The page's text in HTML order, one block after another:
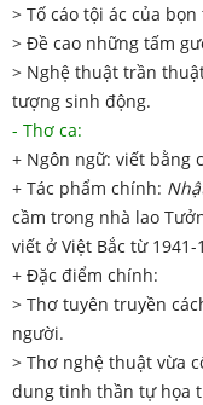
> Tố cáo tội ác của
> Đề cao những tấm
> Nghệ thuật trần
tượng sinh động.
- Thơ ca:
+ Ngôn ngữ: viết bằng
+ Tác phẩm chính:
cầm trong nhà lao
viết ở Việt Bắc từ 1941-
+ Đặc điểm chính:
> Thơ tuyên truyền
người.
> Thơ nghệ thuật vừa
dung tinh thần tự họa